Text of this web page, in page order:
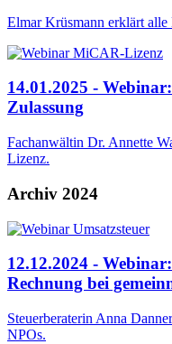
Elmar Krüsmann erklärt alle
14.01.2025 -
Zulassung
Fachanwältin Dr. Annette
Lizenz.
Archiv 2024
12.12.2024 -
Rechnung bei
Steuerberaterin Anna
NPOs.